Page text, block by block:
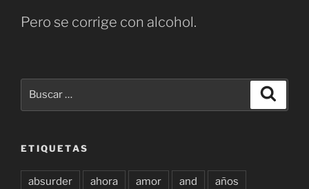
Pero se corrige con alcohol.
ETIQUETAS
absurder ahora amor and años